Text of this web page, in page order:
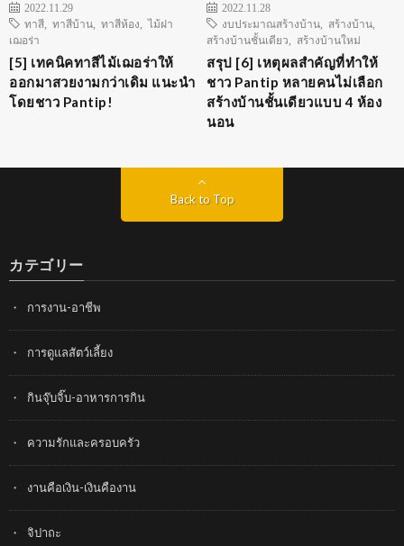
2022.11.29
ทาสี
ทาสีบ้าน ทาสีห้อง
ไม้ฝา
เฌอร่า
[5] เทคนิคทาสีไม้เฌอร่าให้
ออกมาสวยงามกว่าเดิม แนะนำ
โดยชาว Pantip!
2022.11.28
งบประมาณสร้างบ้าน
สร้างบ้าน
สร้างบ้านชั้นเดียว
สร้างบ้านใหม่
สรุป [6] เหตุผลสำคัญที่ทำให้
ชาว Pantip หลายคนไม่เลือก
สร้างบ้านชั้นเดียวแบบ 4 ห้อง
นอน
Back to Top
カテゴリー
การงาน-อาชีพ
การดูแลสัตว์เลี้ยง
กินจุ๊บจิ๊บ-อาหารการกิน
ความรักและครอบครัว
งานคือเงิน-เงินคืองาน
จิปาถะ